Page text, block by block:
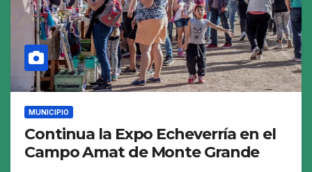
MUNICIPIO
Continua la Expo Echeverría en el
Campo Amat de Monte Grande